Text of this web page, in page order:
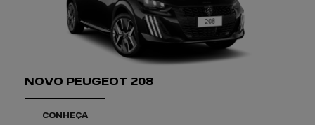
NOVO PEUGEOT 208
CONHEÇA